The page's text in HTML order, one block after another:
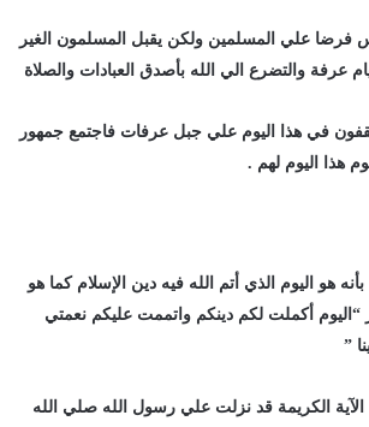
فرضا علي المسلمين ولكن يقبل المسلمون الغير
والتضرع الي الله بأصدق العبادات والصلاة
في هذا اليوم علي جبل عرفات فاجتمع جمهور
هذا اليوم لهم .
هو اليوم الذي أتم الله فيه دين الإسلام كما هو
“اليوم أكملت لكم دينكم واتممت عليكم نعمتي
”
الكريمة قد نزلت علي رسول الله صلي الله